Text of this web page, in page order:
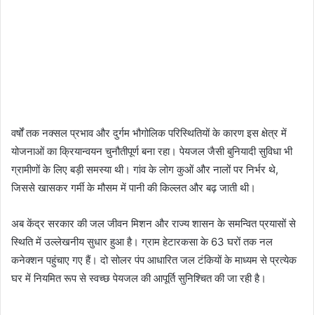
वर्षों तक नक्सल प्रभाव और दुर्गम भौगोलिक परिस्थितियों के कारण इस क्षेत्र में
योजनाओं का क्रियान्वयन चुनौतीपूर्ण बना रहा। पेयजल जैसी बुनियादी सुविधा भी
ग्रामीणों के लिए बड़ी समस्या थी। गांव के लोग कुओं और नालों पर निर्भर थे,
जिससे खासकर गर्मी के मौसम में पानी की किल्लत और बढ़ जाती थी।
अब केंद्र सरकार की जल जीवन मिशन और राज्य शासन के समन्वित प्रयासों से
स्थिति में उल्लेखनीय सुधार हुआ है। ग्राम हेटारकसा के 63 घरों तक नल
कनेक्शन पहुंचाए गए हैं। दो सोलर पंप आधारित जल टंकियों के माध्यम से प्रत्येक
घर में नियमित रूप से स्वच्छ पेयजल की आपूर्ति सुनिश्चित की जा रही है।